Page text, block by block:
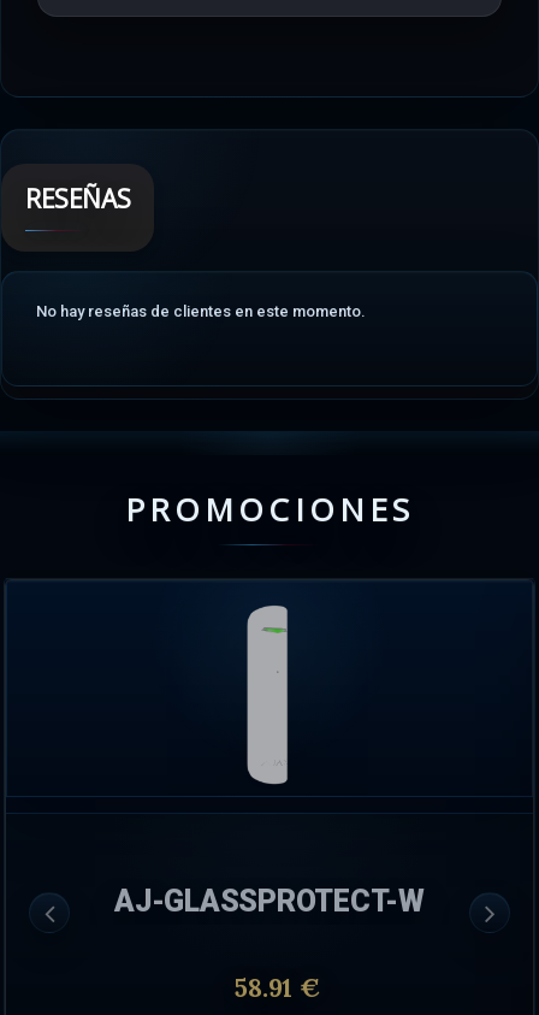
RESEÑAS
No hay reseñas de clientes en este momento.
PROMOCIONES
AJ-GLASSPROTECT-W
58.91 €